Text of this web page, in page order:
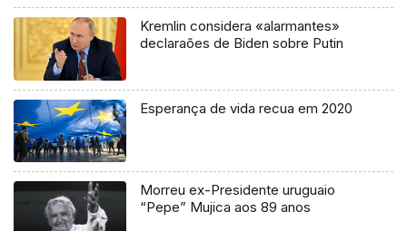
Kremlin considera «alarmantes»
declaraões de Biden sobre Putin
Esperança de vida recua em 2020
Morreu ex-Presidente uruguaio
“Pepe” Mujica aos 89 anos